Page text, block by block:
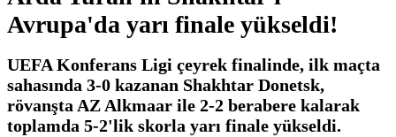
Avrupa'da yarı finale yükseldi!
UEFA Konferans Ligi çeyrek finalinde, ilk maçta
sahasında 3-0 kazanan Shakhtar Donetsk,
rövanşta AZ Alkmaar ile 2-2 berabere kalarak
toplamda 5-2'lik skorla yarı finale yükseldi.